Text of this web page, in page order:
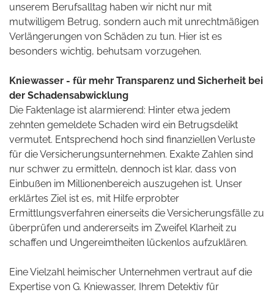
unserem Berufsalltag haben wir nicht nur mit
mutwilligem Betrug, sondern auch mit unrechtmäßigen
Verlängerungen von Schäden zu tun. Hier ist es
besonders wichtig, behutsam vorzugehen.
Kniewasser - für mehr Transparenz und Sicherheit bei
der Schadensabwicklung
Die Faktenlage ist alarmierend: Hinter etwa jedem
zehnten gemeldete Schaden wird ein Betrugsdelikt
vermutet. Entsprechend hoch sind finanziellen Verluste
für die Versicherungsunternehmen. Exakte Zahlen sind
nur schwer zu ermitteln, dennoch ist klar, dass von
Einbußen im Millionenbereich auszugehen ist. Unser
erklärtes Ziel ist es, mit Hilfe erprobter
Ermittlungsverfahren einerseits die Versicherungsfälle zu
überprüfen und andererseits im Zweifel Klarheit zu
schaffen und Ungereimtheiten lückenlos aufzuklären.
Eine Vielzahl heimischer Unternehmen vertraut auf die
Expertise von G. Kniewasser, Ihrem Detektiv für